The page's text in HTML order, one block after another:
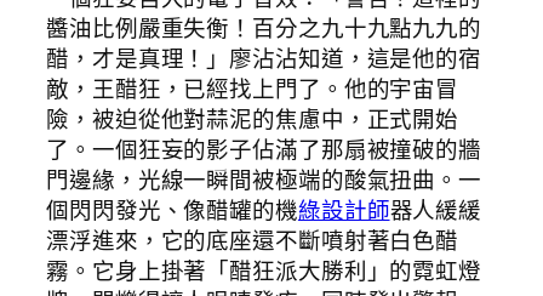
醬油比例嚴重失衡！百分之九十九點九九的
醋，才是真理！」廖沾沾知道，這是他的宿
敵，王醋狂，已經找上門了。他的宇宙冒
險，被迫從他對蒜泥的焦慮中，正式開始
了。一個狂妄的影子佔滿了那扇被撞破的牆
門邊緣，光線一瞬間被極端的酸氣扭曲。一
個閃閃發光、像醋罐的機綠設計師器人緩緩
漂浮進來，它的底座還不斷噴射著白色醋
霧。它身上掛著「醋狂派大勝利」的霓虹燈